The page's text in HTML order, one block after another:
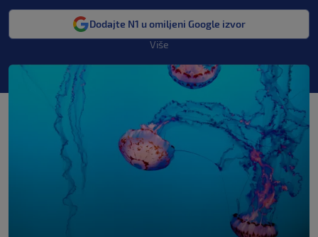
Dodajte N1 u omiljeni Google izvor
Više